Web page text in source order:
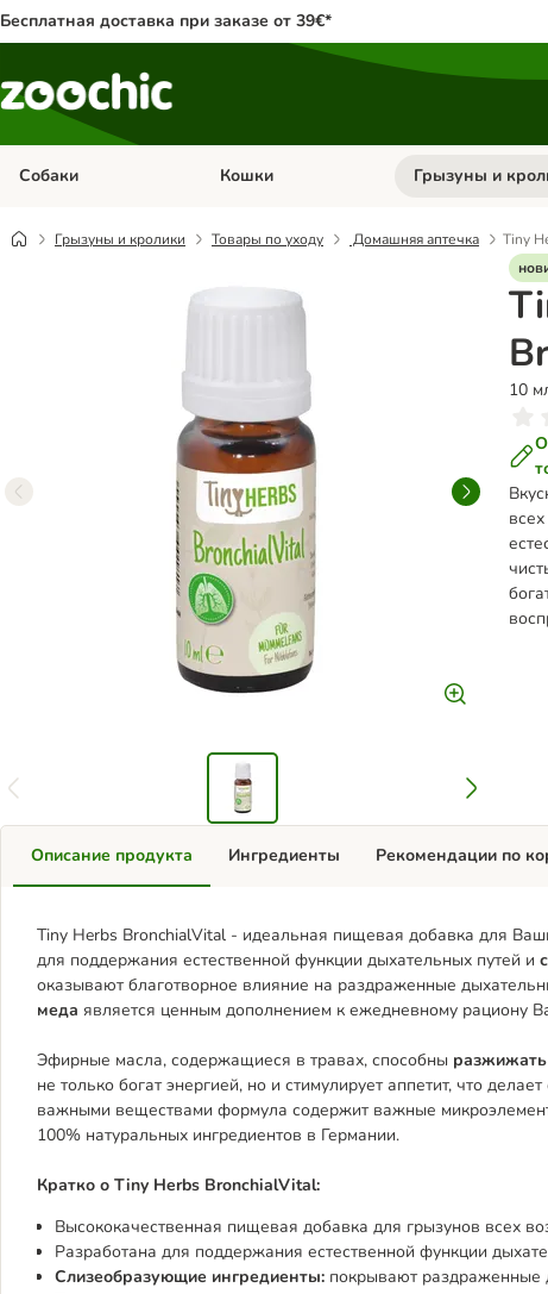
Бесплатная доставка при заказе от 39€*
Собаки Откройте меню категории: Собаки
Кошки Откройте меню
Грызуны и
Грызуны и кролики Товары по уходу Домашняя аптечка
Tiny
10
Описание продукта
Tiny Herbs BronchialVital - идеальная пищевая добавка для
для поддержания естественной функции дыхательных путей и
оказывают благотворное влияние на раздраженные
меда является ценным дополнением к ежедневному рациону
Эфирные масла, содержащиеся в травах, способны разжижать
не только богат энергией, но и стимулирует аппетит, что
важными веществами формула содержит важные
100% натуральных ингредиентов в Германии.
Кратко о Tiny Herbs BronchialVital:
Высококачественная пищевая добавка для грызунов всех
Разработана для поддержания естественной функции
Слизеобразующие ингредиенты: покрывают раздраженные
Ингредиенты Рекомендации по